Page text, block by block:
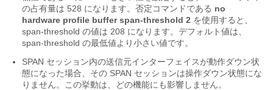
の占有量は 528 になります。否定コマンドである no
hardware profile buffer span-threshold 2 を使用すると、
span-threshold の値は 208 になります。デフォルト値は、
span-threshold の最低値より小さい値です。
SPAN セッション内の送信元インターフェイスが動作ダウン状
態になった場合、その SPAN セッションは操作ダウン状態にな
りません。この挙動は、どの機能にも影響しません。